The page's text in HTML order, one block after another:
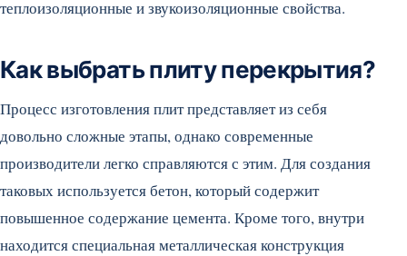
теплоизоляционные и звукоизоляционные свойства.
Как выбрать плиту перекрытия?
Процесс изготовления плит представляет из себя
довольно сложные этапы, однако современные
производители легко справляются с этим. Для создания
таковых используется бетон, который содержит
повышенное содержание цемента. Кроме того, внутри
находится специальная металлическая конструкция